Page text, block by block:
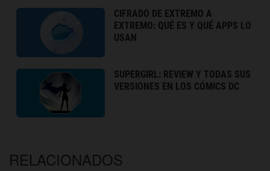
CIFRADO DE EXTREMO A
EXTREMO: QUÉ ES Y QUÉ APPS LO
USAN
SUPERGIRL: REVIEW Y TODAS SUS
VERSIONES EN LOS CÓMICS DC
RELACIONADOS